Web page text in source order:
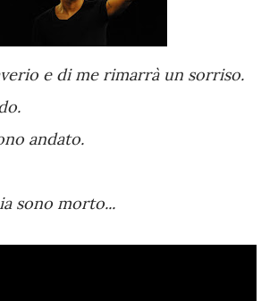
e di me rimarrà un sorriso.
andato.
sono morto...